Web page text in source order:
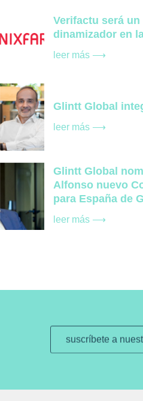
Verifactu será
dinamizador en
leer más ⟶
Glintt Global
leer más ⟶
Glintt Global
Alfonso nuevo
para España de
leer más ⟶
suscríbete a